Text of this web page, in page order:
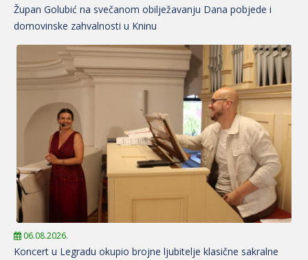
Župan Golubić na svečanom obilježavanju Dana pobjede i
domovinske zahvalnosti u Kninu
06.08.2026.
Koncert u Legradu okupio brojne ljubitelje klasične sakralne